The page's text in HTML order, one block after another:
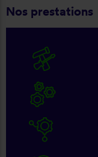
Nos prestations